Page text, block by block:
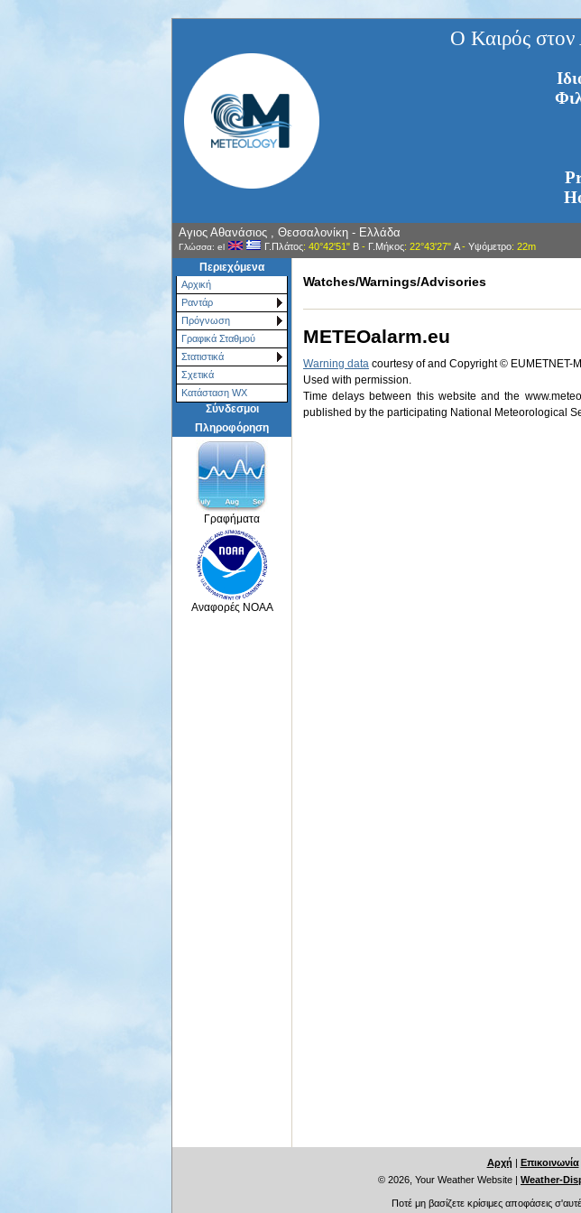
Ο Καιρός στον
Aγιος Αθανάσιος , Θεσσαλονίκη - Ελλάδα
Γλώσσα: el Γ.Πλάτος: 40°42'51" Β- Γ.Μήκος: 22°43'27" Α- Υψόμετρο: 22m
Περιεχόμενα
Αρχική
Ραντάρ
Πρόγνωση
Γραφικά Σταθμού
Στατιστικά
Σχετικά
Κατάσταση WX
Σύνδεσμοι
Πληροφόρηση
Γραφήματα
Αναφορές NOAA
Watches/Warnings/Advisories
METEOalarm.eu
Warning data courtesy of and Copyright © EUMETNET-
Used with permission.
Time delays between this website and the
published by the participating National Meteorological
Αρχή | Επικοινωνία
© 2026, Your Weather Website | Weather-
Ποτέ μη βασίζετε κρίσιμες αποφάσεις